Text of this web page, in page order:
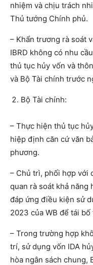
nhiệm và chịu trách
Thủ tướng Chính phủ.
– Khẩn trương rà soát
IBRD không có nhu
thủ tục hủy vốn và
và Bộ Tài chính trước
Bộ Tài chính:
– Thực hiện thủ tục
hiệp định căn cứ văn
phương.
– Chủ trì, phối hợp với
quan rà soát khả năng
đáp ứng điều kiện sử
2023 của WB để tái
– Trong trường hợp
trí, sử dụng vốn IDA
hòa ngân sách chung,